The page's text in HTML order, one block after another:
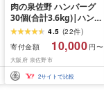
肉の泉佐野 ハンバーグ
30個(合計3.6kg)|ハンバ
ーグ 訳あり 黒毛和牛×な
4.5 (22件)
寄付金額
10,000 円〜
大阪府 泉佐野市
2サイトで比較